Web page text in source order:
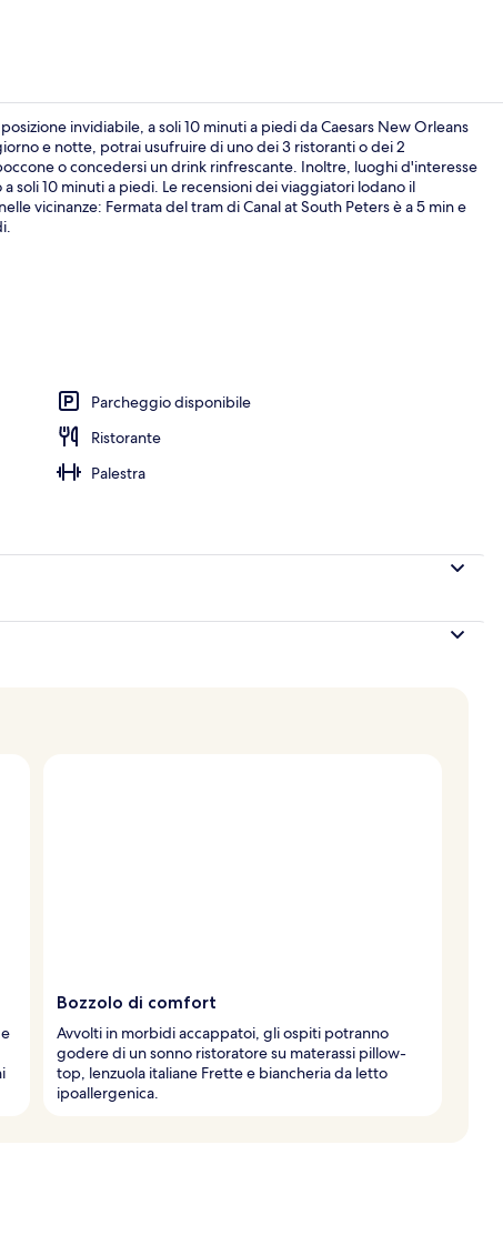
invidiabile, a soli 10 minuti a piedi da Caesars New Orleans
e notte, potrai usufruire di uno dei 3 ristoranti o dei 2
o concedersi un drink rinfrescante. Inoltre, luoghi d'interesse
soli 10 minuti a piedi. Le recensioni dei viaggiatori lodano il
vicinanze: Fermata del tram di Canal at South Peters è a 5 min e
Parcheggio disponibile
Ristorante
Palestra
Bozzolo di comfort
Avvolti in morbidi accappatoi, gli ospiti potranno
godere di un sonno ristoratore su materassi pillow-
top, lenzuola italiane Frette e biancheria da letto
ipoallergenica.